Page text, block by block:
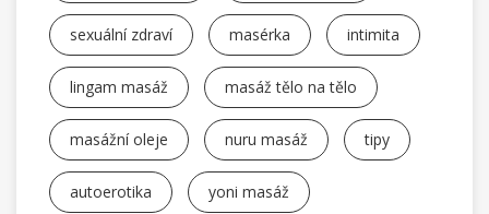
sexuální zdraví masérka intimita
lingam masáž masáž tělo na tělo
masážní oleje nuru masáž tipy
autoerotika yoni masáž